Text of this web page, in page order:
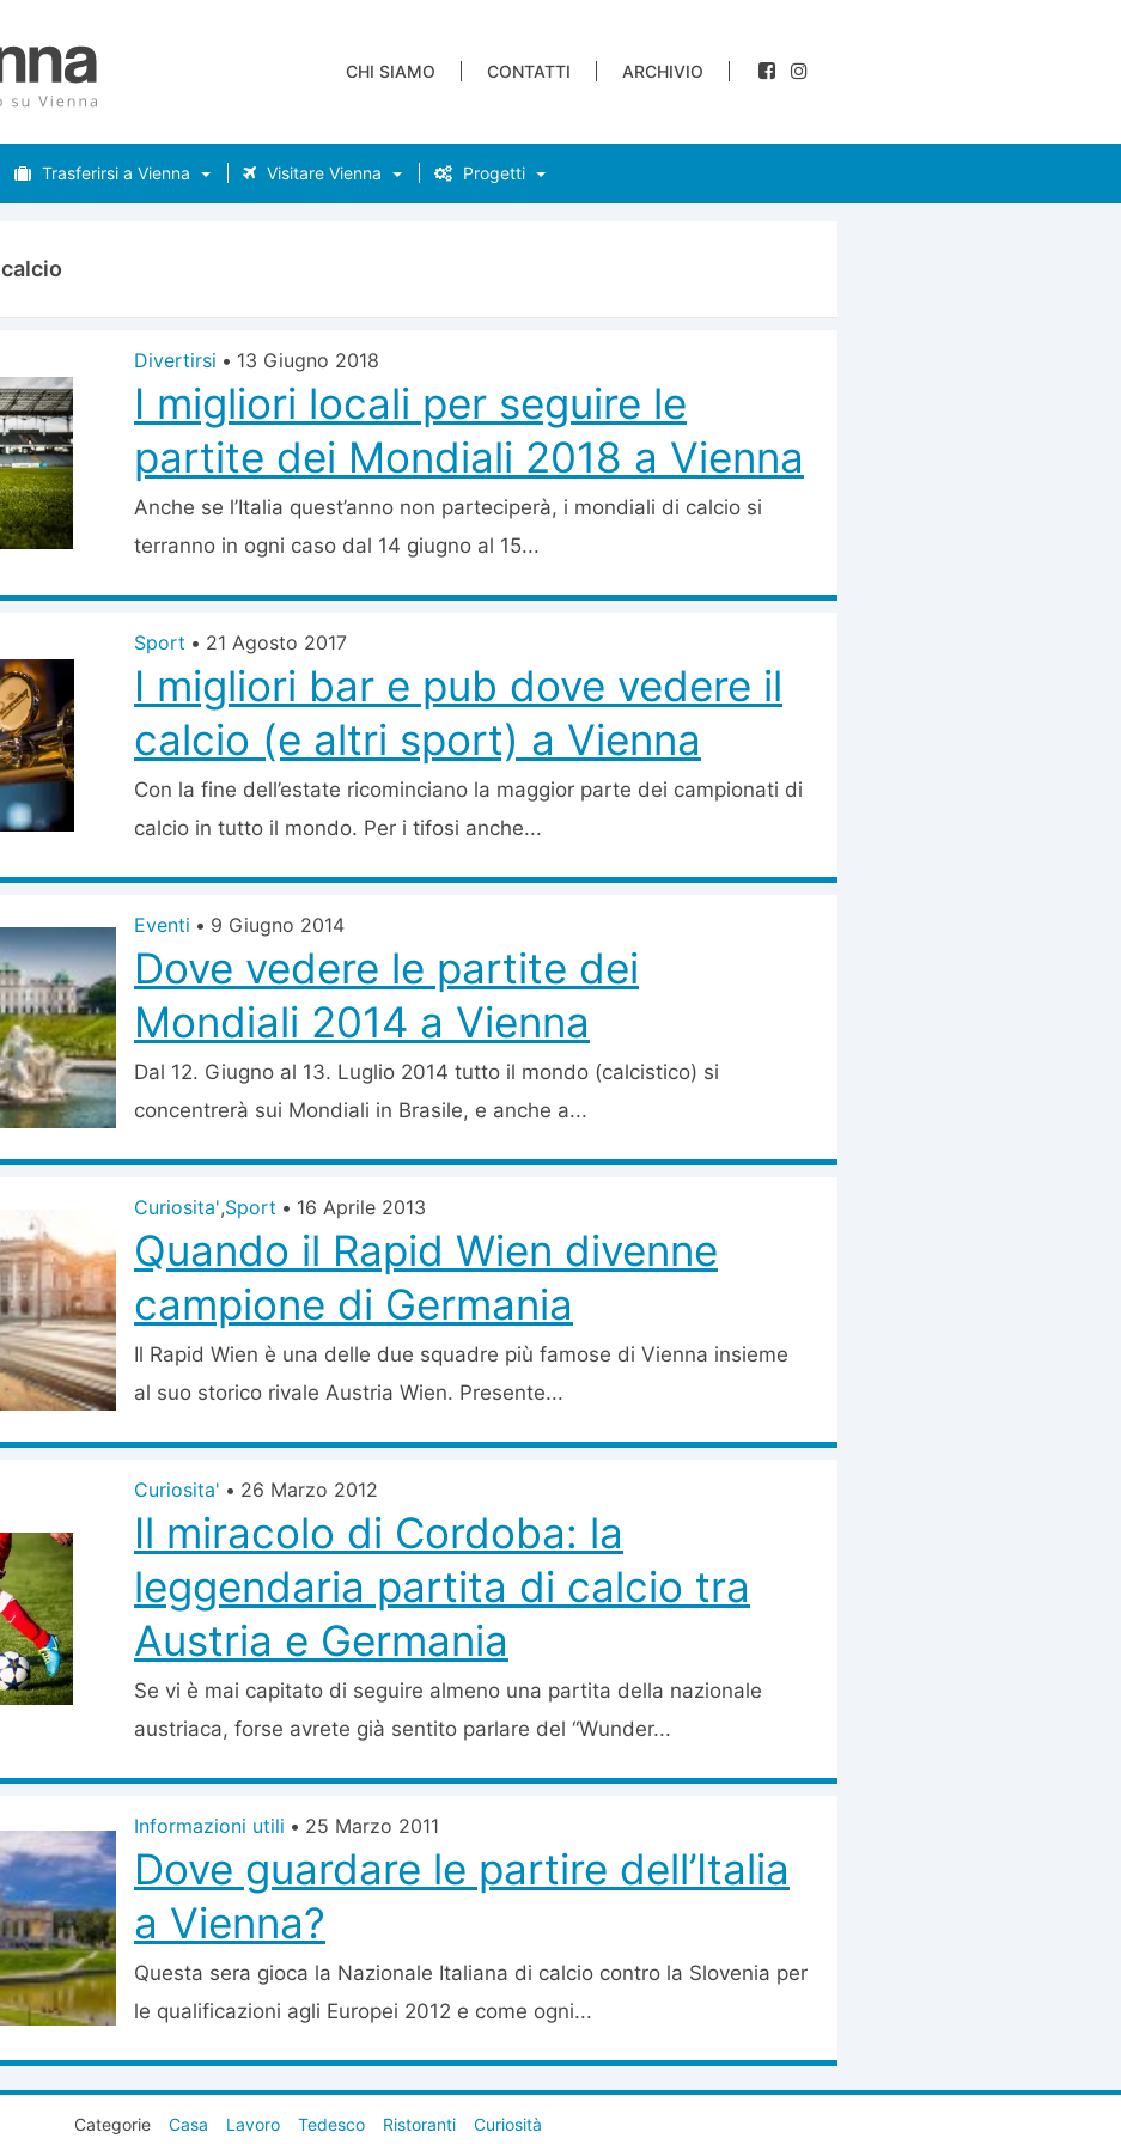
CHI SIAMO CONTATTI ARCHIVIO
Trasferirsi a Vienna Visitare Vienna Progetti
calcio
Divertirsi • 13 Giugno 2018
I migliori locali per seguire le
partite dei Mondiali 2018 a Vienna
Anche se l’Italia quest’anno non parteciperà, i mondiali di calcio si
terranno in ogni caso dal 14 giugno al 15...
Sport • 21 Agosto 2017
I migliori bar e pub dove vedere il
calcio (e altri sport) a Vienna
Con la fine dell’estate ricominciano la maggior parte dei campionati di
calcio in tutto il mondo. Per i tifosi anche...
Eventi • 9 Giugno 2014
Dove vedere le partite dei
Mondiali 2014 a Vienna
Dal 12. Giugno al 13. Luglio 2014 tutto il mondo (calcistico) si
concentrerà sui Mondiali in Brasile, e anche a...
Curiosita',Sport • 16 Aprile 2013
Quando il Rapid Wien divenne
campione di Germania
Il Rapid Wien è una delle due squadre più famose di Vienna insieme
al suo storico rivale Austria Wien. Presente...
Curiosita' • 26 Marzo 2012
Il miracolo di Cordoba: la
leggendaria partita di calcio tra
Austria e Germania
Se vi è mai capitato di seguire almeno una partita della nazionale
austriaca, forse avrete già sentito parlare del “Wunder...
Informazioni utili • 25 Marzo 2011
Dove guardare le partire dell’Italia
a Vienna?
Questa sera gioca la Nazionale Italiana di calcio contro la Slovenia per
le qualificazioni agli Europei 2012 e come ogni...
Categorie Casa Lavoro Tedesco Ristoranti Curiosità